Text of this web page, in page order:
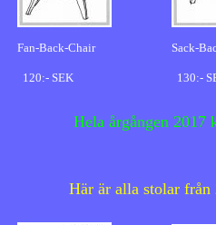
Fan-Back-Chair Sack-
120:- SEK
130:-
Hela årgången
Här är alla stolar från